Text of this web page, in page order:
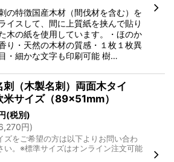
の特徴国産木材（間伐材を含む）を
イスして、間に上質紙を挟んで貼り
木の紙を使用しています。・ほのか
り・天然の木材の質感・１枚１枚異
・細かな文字も印刷可能 樹…
刺（木製名刺）両面木タイ
サイズ（89×51mm）
(税別)
円)
ズをご希望の方は以下よりお問い合わ
い。※標準サイズはオンライン注文可能